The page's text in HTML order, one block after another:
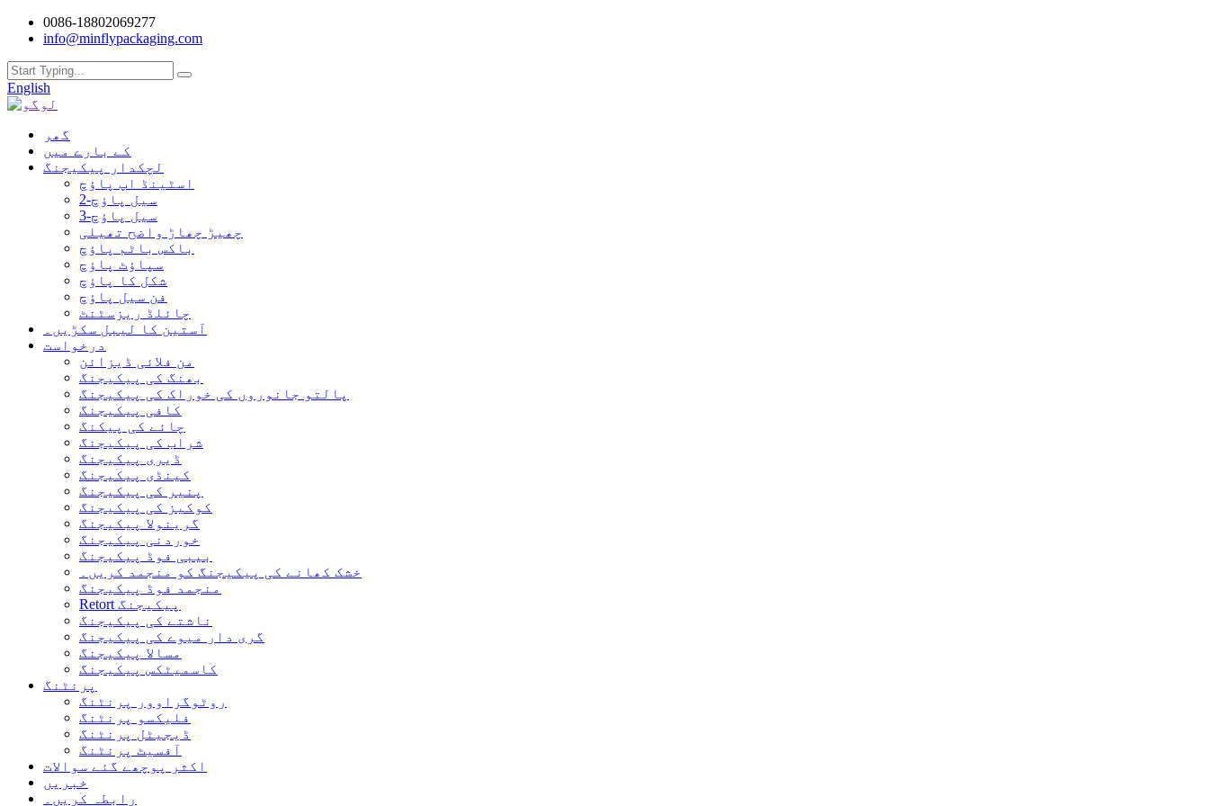
0086-18802069277
info@minflypackaging.com
English
گھر
کے بارے میں
لچکدار پیکیجنگ
اسٹینڈ اپ پاؤچ
2-سیل پاؤچ
3-سیل پاؤچ
چھیڑ چھاڑ واضح تھیلی
باکس باٹم پاؤچ
سپاؤٹ پاؤچ
شکل کا پاؤچ
فن سیل پاؤچ
چائلڈ ریزسٹنٹ
آستین کا لیبل سکڑیں۔
درخواست
من فلائی ڈیزائن
بھنگ کی پیکیجنگ
پالتو جانوروں کی خوراک کی پیکیجنگ
کافی پیکیجنگ
چائے کی پیکنگ
شراب کی پیکیجنگ
ڈیری پیکیجنگ
کینڈی پیکیجنگ
پنیر کی پیکیجنگ
کوکیز کی پیکیجنگ
گرینولا پیکیجنگ
خوردنی پیکیجنگ
بیبی فوڈ پیکیجنگ
خشک کھانے کی پیکیجنگ کو منجمد کریں۔
منجمد فوڈ پیکیجنگ
Retort پیکیجنگ
ناشتے کی پیکیجنگ
گری دار میوے کی پیکیجنگ
مسالا پیکیجنگ
کاسمیٹکس پیکیجنگ
پرنٹنگ
روٹوگراوور پرنٹنگ
فلیکسو پرنٹنگ
ڈیجیٹل پرنٹنگ
آفسیٹ پرنٹنگ
اکثر پوچھے گئے سوالات
خبریں
رابطہ کریں۔